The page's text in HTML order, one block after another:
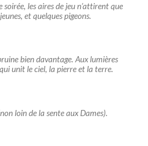
les aires de jeu n’attirent que
et quelques pigeons.
bien davantage. Aux lumières
unit le ciel, la pierre et la terre.
loin de lasente aux Dames).